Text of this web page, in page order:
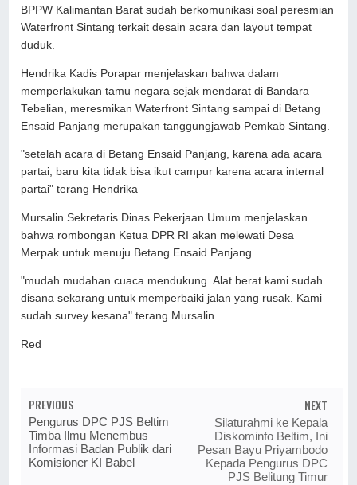
BPPW Kalimantan Barat sudah berkomunikasi soal peresmian
Waterfront Sintang terkait desain acara dan layout tempat
duduk.
Hendrika Kadis Porapar menjelaskan bahwa dalam
memperlakukan tamu negara sejak mendarat di Bandara
Tebelian, meresmikan Waterfront Sintang sampai di Betang
Ensaid Panjang merupakan tanggungjawab Pemkab Sintang.
"setelah acara di Betang Ensaid Panjang, karena ada acara
partai, baru kita tidak bisa ikut campur karena acara internal
partai" terang Hendrika
Mursalin Sekretaris Dinas Pekerjaan Umum menjelaskan
bahwa rombongan Ketua DPR RI akan melewati Desa
Merpak untuk menuju Betang Ensaid Panjang.
"mudah mudahan cuaca mendukung. Alat berat kami sudah
disana sekarang untuk memperbaiki jalan yang rusak. Kami
sudah survey kesana" terang Mursalin.
Red
PREVIOUS
Pengurus DPC PJS Beltim
Timba Ilmu Menembus
Informasi Badan Publik dari
Komisioner KI Babel
NEXT
Silaturahmi ke Kepala
Diskominfo Beltim, Ini
Pesan Bayu Priyambodo
Kepada Pengurus DPC
PJS Belitung Timur